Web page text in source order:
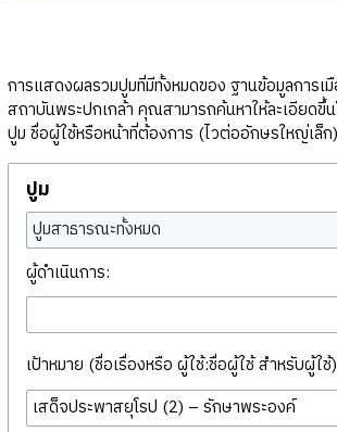
การแสดงผลรวมปูมที่มีทั้งหมดของ ฐานข้อมูลการเ
สถาบันพระปกเกล้า คุณสามารถค้นหาให้ละเอียดขึ้น
ปูม ชื่อผู้ใช้หรือหน้าที่ต้องการ (ไวต่ออักษรใหญ่เล็ก)
ปูม
ปูมสาธารณะทั้งหมด
ผู้ดำเนินการ:
เป้าหมาย (ชื่อเรื่องหรือ ผู้ใช้:ชื่อผู้ใช้ สำหรับผู้ใช้):